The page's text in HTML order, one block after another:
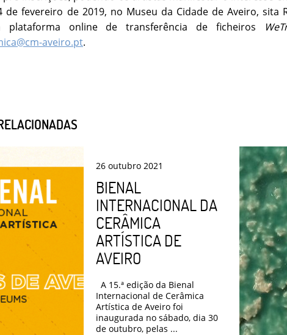
de fevereiro de 2019, no Museu da Cidade de Aveiro, sita
plataforma online de transferência de ficheiros
aveiro.pt.
26 outubro 2021
BIENAL
INTERNACIONAL DA
CERÂMICA
ARTÍSTICA DE
AVEIRO
A 15.ª edição da Bienal
Internacional de Cerâmica
Artística de Aveiro foi
inaugurada no sábado, dia 30
de outubro, pelas ...